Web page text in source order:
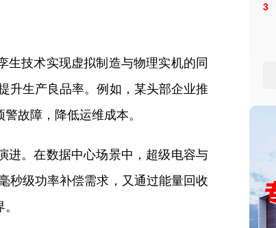
生技术实现虚拟制造与物理实机的同
升生产良品率。例如，某头部企业推
故障，降低运维成本。
进。在数据中心场景中，超级电容与
秒级功率补偿需求，又通过能量回收
3